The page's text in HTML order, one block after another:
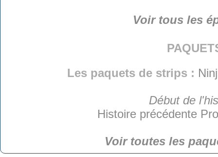
Voir tous les
Les paquets de strips :
Début de
Histoire précédente
Voir toutes les